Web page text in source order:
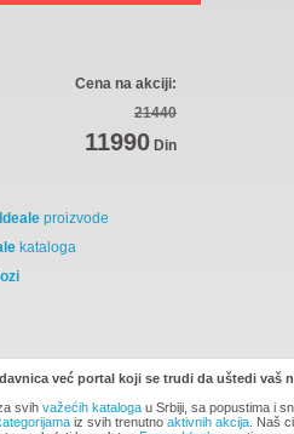
Cena na akciji:
21440
11990 Din
proizvode
kataloga
već portal koji se trudi da uštedi vaš
svih važećih kataloga u Srbiji, sa popustima i
iz svih trenutno aktivnih akcija . Naš